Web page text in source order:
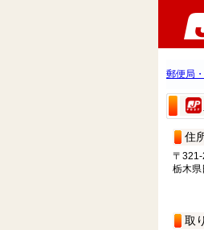
郵便局
住
〒
栃木県
取